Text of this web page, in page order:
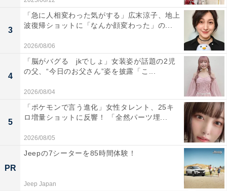
3
「急に人相変わった気がする」広末涼子、地上
波復帰ショットに「なんか顔変わった」の...
2026/08/06
4
「脳がバグる jkでしょ」女装姿が話題の2児
の父、“今日のお父さん”姿を披露「こ...
2026/08/04
5
「ポケモンで言う進化」女性タレント、25キ
ロ増量ショットに反響！ 「全然パーツ埋...
2026/08/05
PR
Jeepの7シーターを85時間体験！
Jeep Japan